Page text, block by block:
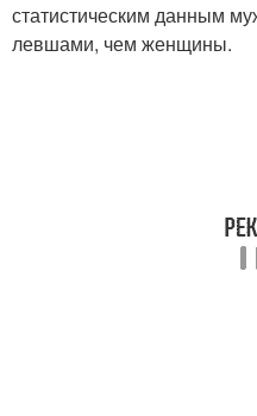
статистическим данным
левшами, чем женщины.